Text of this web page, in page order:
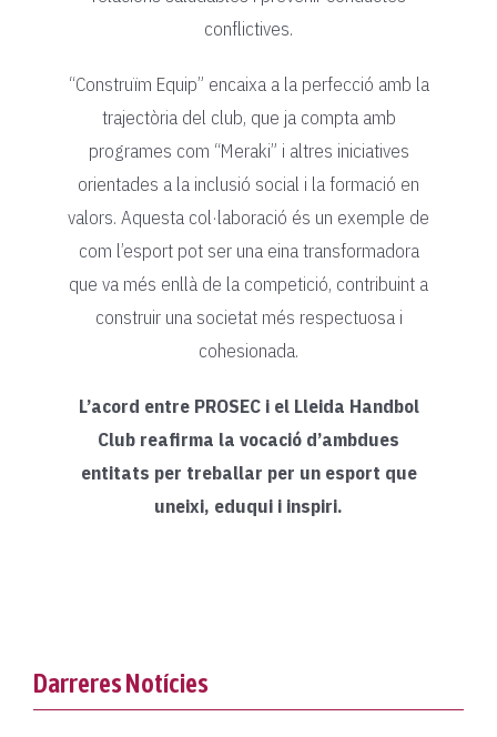
conflictives.
“Construïm Equip” encaixa a la perfecció amb la
trajectòria del club, que ja compta amb
programes com “Meraki” i altres iniciatives
orientades a la inclusió social i la formació en
valors. Aquesta col·laboració és un exemple de
com l’esport pot ser una eina transformadora
que va més enllà de la competició, contribuint a
construir una societat més respectuosa i
cohesionada.
L’acord entre PROSEC i el Lleida Handbol
Club reafirma la vocació d’ambdues
entitats per treballar per un esport que
uneixi, eduqui i inspiri.
Darreres Notícies